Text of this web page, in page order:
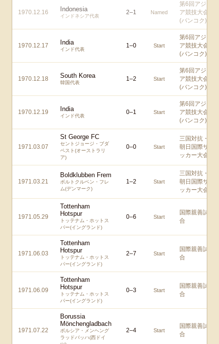
1970.12.16 Indonesia
インドネシア代表
2–1 Named
第6回アジ
ア競技大会
(バンコク)
1970.12.17 India
インド代表
1–0 Start
第6回アジ
ア競技大会
(バンコク)
1970.12.18 South Korea
韓国代表
1–2 Start
第6回アジ
ア競技大会
(バンコク)
1970.12.19 India
インド代表
0–1 Start
第6回アジ
ア競技大会
(バンコク)
1971.03.07
St George FC
セントジョージ・ブダ
ペスト(オーストラリ
ア)
0–0 Start
三国対抗・
朝日国際サ
ッカー大会
1971.03.21
Boldklubben Frem
ボルトクルベン・フレ
ム(デンマーク)
1–2 Start
三国対抗・
朝日国際サ
ッカー大会
1971.05.29
Tottenham
Hotspur
トッテナム・ホットス
パー(イングランド)
0–6 Start
国際親善試
合
1971.06.03
Tottenham
Hotspur
トッテナム・ホットス
パー(イングランド)
2–7 Start
国際親善試
合
1971.06.09
Tottenham
Hotspur
トッテナム・ホットス
パー(イングランド)
0–3 Start
国際親善試
合
1971.07.22
Borussia
Mönchengladbach
ボルシア・メンヘング
ラッドバッハ(西ドイ
2–4 Start
国際親善試
合